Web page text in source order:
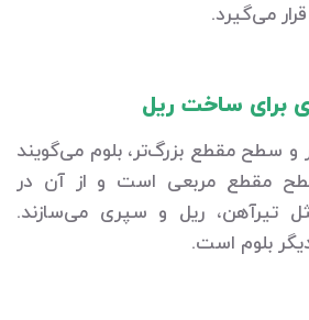
می‌گیرد.
برای ساخت ریل
و سطح مقطع بزرگ‌تر، بلوم می‌گویند
مقطع مربعی است و از آن در
تیرآهن، ریل و سپری می‌سازند.
بلوم است.